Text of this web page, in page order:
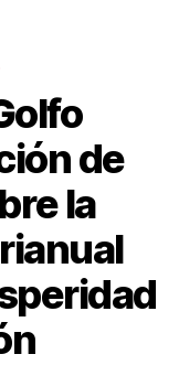
de
la